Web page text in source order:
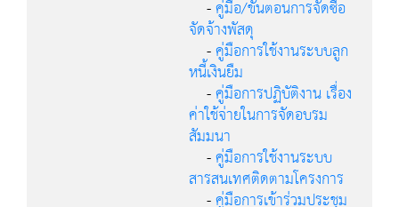
-คู่มือ/ขั้นตอนการจัดซื้อ
จัดจ้างพัสดุ
-คู่มือการใช้งานระบบลูก
หนี้เงินยืม
-คู่มือการปฏิบัติงาน เรื่อง
ค่าใช้จ่ายในการจัดอบรม
สัมมนา
-คู่มือการใช้งานระบบ
สารสนเทศติดตามโครงการ
-คู่มือการเข้าร่วมประชุม